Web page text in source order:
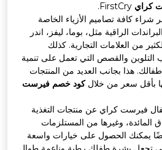
تصاميم الأزياء الخاصة
مثل، بوما، ليفز، اندر
التجارية. كذلك
التي تعمل على تنمية
بجانب العديد من المنتجات
من خلالكود خصم فيرست
كراي عن منتجات التغذية
وغيرها من المستلزمات
الحصول على خيارات واسعة